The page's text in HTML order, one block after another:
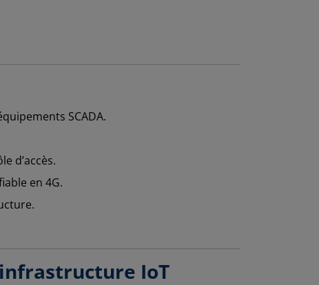
SCADA.
d’accès.
en 4G.
IoT